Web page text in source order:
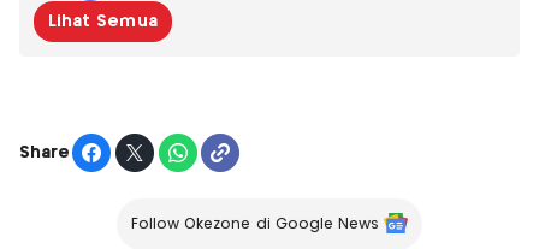
Lihat Semua
Share
Follow Okezone di Google News